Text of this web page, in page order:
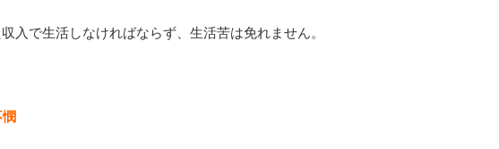
入で生活しなければならず、生活苦は免れません。